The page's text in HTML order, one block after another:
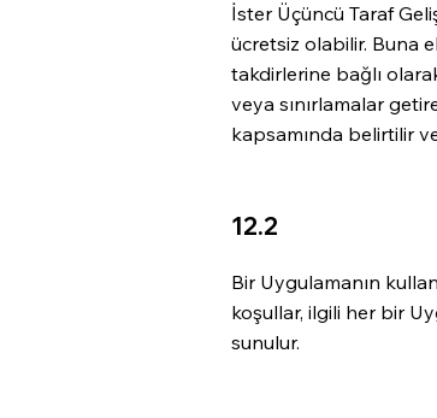
İster Üçüncü Taraf
ücretsiz olabilir. Buna
takdirlerine bağlı
veya sınırlamalar
kapsamında belirtilir
12.2
Bir Uygulamanın
koşullar, ilgili her bir
sunulur.